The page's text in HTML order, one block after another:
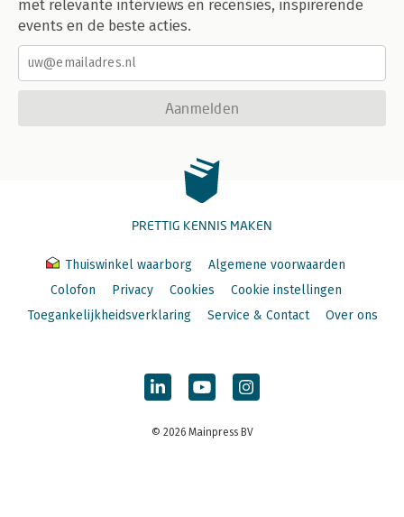
met relevante interviews en recensies, inspirerende
events en de beste acties.
Aanmelden
PRETTIG KENNIS MAKEN
Thuiswinkel waarborg
Algemene voorwaarden
Colofon
Privacy Cookies
Cookie instellingen
Toegankelijkheidsverklaring
Service & Contact Over ons
© 2026 Mainpress BV